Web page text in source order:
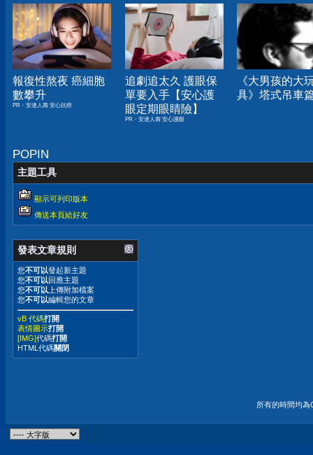
報復性熬夜 癌細胞
數攀升
PR・安達人壽 安心抗癌
追劇追太久 護眼保
單要入手【安心護
眼定期眼睛險】
PR・安達人壽 安心護眼
《大男孩的大
具》塔式吊車
POPIN
主題工具
顯示可列印版本
傳送本頁給好友
發表文章規則
您不可以發起新主題
您不可以 回應主題
您不可以 上傳附加檔案
您不可以編輯您的文章
vB 代碼打開
表情圖示打開
[IMG]代碼打開
HTML代碼關閉
所有的時間均為